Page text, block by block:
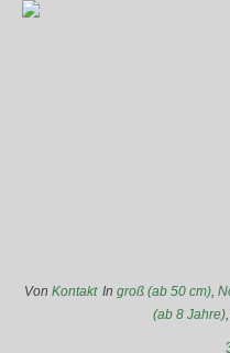
Von Kontakt In groß (ab 50 cm),
(ab 8 Jahre),